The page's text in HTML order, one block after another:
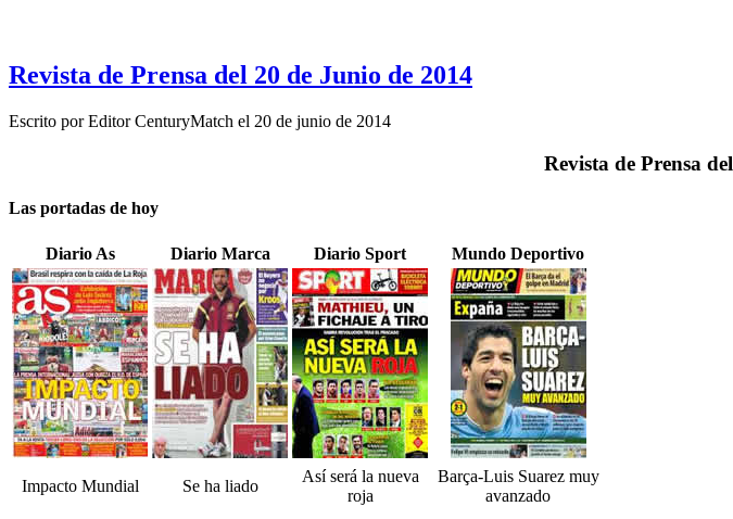
Revista de Prensa del 20 de Junio de 2014
Escrito porEditor CenturyMatch el 20 de junio de 2014
Revista de Prensa del
Las portadas de hoy
Diario As Diario Marca Diario Sport Mundo Deportivo
Impacto Mundial Se ha liado
Así será la nueva
roja
Barça-Luis Suarez muy
avanzado